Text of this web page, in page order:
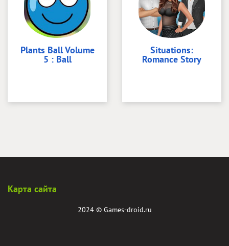
Plants Ball Volume
5 : Ball
Situations:
Romance Story
Карта сайта
2024 © Games-droid.ru